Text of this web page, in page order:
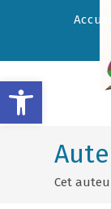
Cet
Ouvrir la